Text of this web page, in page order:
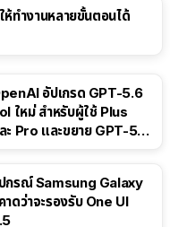
ทำงานหลายขั้นตอนได้
อัปเกรด GPT-5.6
ใหม่ สำหรับผู้ใช้ Plus
ะ Pro และขยาย GPT-5.6
กรณ์ Samsung Galaxy
าดว่าจะรองรับ One UI